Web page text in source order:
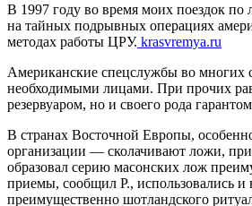
В 1997 году во время моих поездок по
на тайных подрывных операциях
методах работы ЦРУ. krasvremya.ru
Американские спецслужбы во многих
необходимыми лицами. При прочих
резервуаром, но и своего рода
В странах Восточной Европы,
организации — сколачивают ложи,
образовал серию масонских лож
приемы, сообщил Р., использовались
преимущественно шотландского